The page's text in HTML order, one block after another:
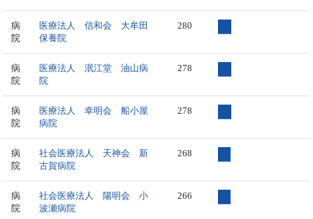
病
院
医療法人 信和会 大牟田
保養院
280
病
院
医療法人 泯江堂 油山病
院
278
病
院
医療法人 幸明会 船小屋
病院
278
病
院
社会医療法人 天神会 新
古賀病院
268
病
院
社会医療法人 陽明会 小
波瀬病院
266